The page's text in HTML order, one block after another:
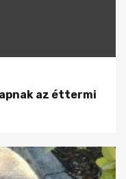
az éttermi